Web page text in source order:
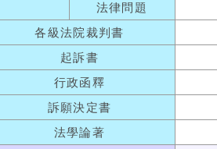
法律問題
各級法院裁判書
起訴書
行政函釋
訴願決定書
法學論著